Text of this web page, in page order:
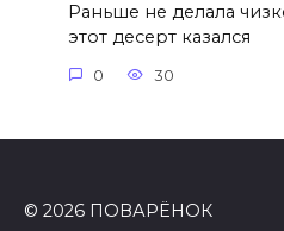
Раньше не делала
этот десерт казался
0 30
© 2026 ПОВАРЁНОК